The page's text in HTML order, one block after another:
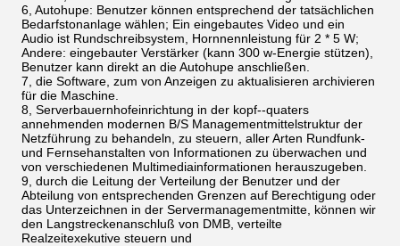
6, Autohupe: Benutzer können entsprechend der tatsächlichen
Bedarfstonanlage wählen; Ein eingebautes Video und ein
Audio ist Rundschreibsystem, Hornnennleistung für 2 * 5 W;
Andere: eingebauter Verstärker (kann 300 w-Energie stützen),
Benutzer kann direkt an die Autohupe anschließen.
7, die Software, zum von Anzeigen zu aktualisieren archivieren
für die Maschine.
8, Serverbauernhofeinrichtung in der kopf--quaters
annehmenden modernen B/S Managementmittelstruktur der
Netzführung zu behandeln, zu steuern, aller Arten Rundfunk-
und Fernsehanstalten von Informationen zu überwachen und
von verschiedenen Multimediainformationen herauszugeben.
9, durch die Leitung der Verteilung der Benutzer und der
Abteilung von entsprechenden Grenzen auf Berechtigung oder
das Unterzeichnen in der Servermanagementmitte, können wir
den Langstreckenanschluß von DMB, verteilte
Realzeitexekutive steuern und